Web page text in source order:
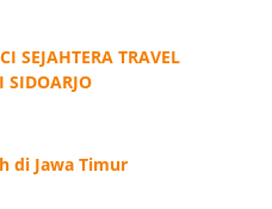
SEJAHTERA TRAVEL
SIDOARJO
di Jawa Timur